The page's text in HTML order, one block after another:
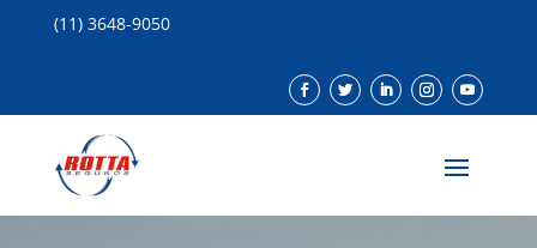
(11) 3648-9050